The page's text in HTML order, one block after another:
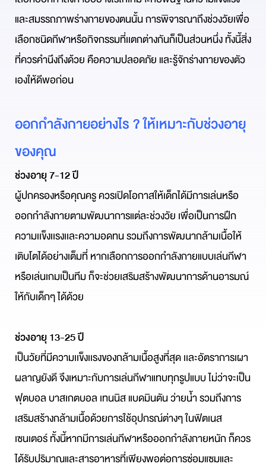
และสมรรถภาพร่างกายของตนนั้น การพิจารณาถึงช่วงวัยเพื่อ
เลือกชนิดกีฬาหรือกิจกรรมที่เเตกต่างกันก็เป็นส่วนหนึ่ง ทั้งนี้สิ่ง
ที่ควรคำนึงถึงด้วย คือความปลอดภัย และรู้จักร่างกายของตัว
เองให้ดีพอก่อน
ออกกำลังกายอย่างไร ? ให้เหมาะกับช่วงอายุ
ของคุณ
ช่วงอายุ 7-12 ปี
ผู้ปกครองหรือคุณครู ควรเปิดโอกาสให้เด็กได้มีการเล่นหรือ
ออกกำลังกายตามพัฒนาการแต่ละช่วงวัย เพื่อเป็นการฝึก
ความเเข็งเเรงเเละความอดทน รวมถึงการพัฒนากล้ามเนื้อให้
เติบโตได้อย่างเต็มที่ หากเลือกการออกกำลังกายแบบเล่นกีฬา
หรือเล่นเกมเป็นทีม ก็จะช่วยเสริมสร้างพัฒนาการด้านอารมณ์
ให้กับเด็กๆ ได้ด้วย
ช่วงอายุ 13-25 ปี
เป็นวัยที่มีความเเข็งเเรงของกล้ามเนื้อสูงที่สุด เเละอัตราการเผา
ผลาญยังดี จึงเหมาะกับการเล่นกีฬาแทบทุกรูปแบบ ไม่ว่าจะเป็น
ฟุตบอล บาสเกตบอล เทนนิส แบดมินตัน ว่ายน้ำ รวมถึงการ
เสริมสร้างกล้ามเนื้อด้วยการใช้อุปกรณ์ต่างๆ ในฟิตเนส
เซนเตอร์ ทั้งนี้หากมีการเล่นกีฬาหรือออกกำลังกายหนัก ก็ควร
ได้รับปริมาณและสารอาหารที่เพียงพอต่อการซ่อมแซมและ